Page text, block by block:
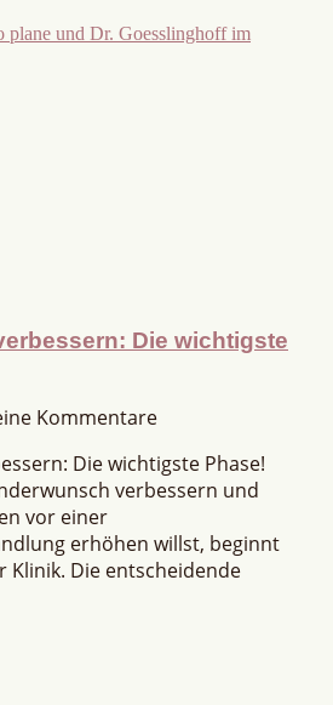
Die wichtigste
Kommentare
Die wichtigste Phase!
verbessern und
vor einer
erhöhen willst, beginnt
Klinik. Die entscheidende